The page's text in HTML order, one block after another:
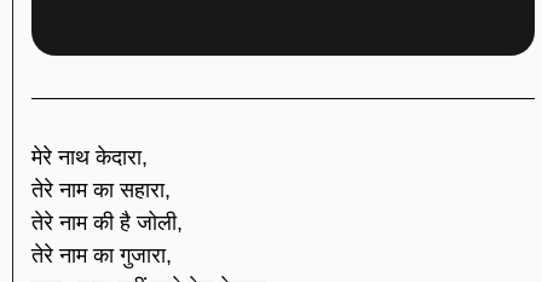
मेरे नाथ केदारा,
तेरे नाम का सहारा,
तेरे नाम की है जोली,
तेरे नाम का गुजारा,